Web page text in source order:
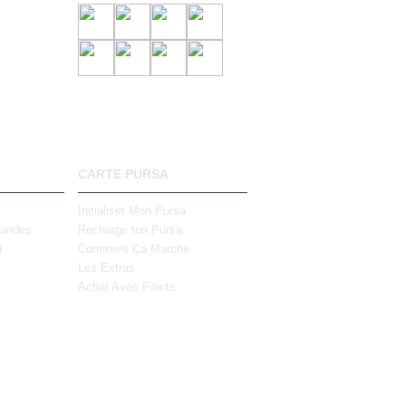
)
CARTE PURSA
Initialiser Mon Pursa
Recharge ton Pursa
Comment Ca Marche
Les Extras
Achat Avec Points